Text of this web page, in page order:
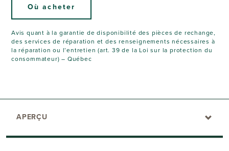
Où acheter
Avis quant à la garantie de disponibilité des pièces de rechange,
des services de réparation et des renseignements nécessaires à
la réparation ou l’entretien (art. 39 de la Loi sur la protection du
consommateur) – Québec
APERÇU